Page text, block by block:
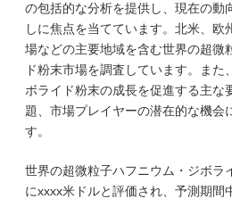
の包括的な分析を提供し、現在の動
しに焦点を当てています。北米、欧
場などの主要地域を含む世界の超微
ド粉末市場を調査しています。また
ボライド粉末の成長を促進する主な
題、市場プレイヤーの潜在的な機会
す。
世界の超微粒子ハフニウム・ジボラ
にxxxx米ドルと評価され、予測期間